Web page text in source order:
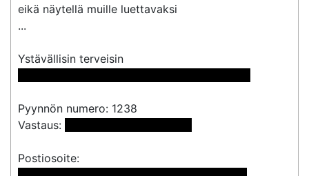
eikä näytellä muille luettavaksi
...
Pyynnön numero: 1238
Vastaus: